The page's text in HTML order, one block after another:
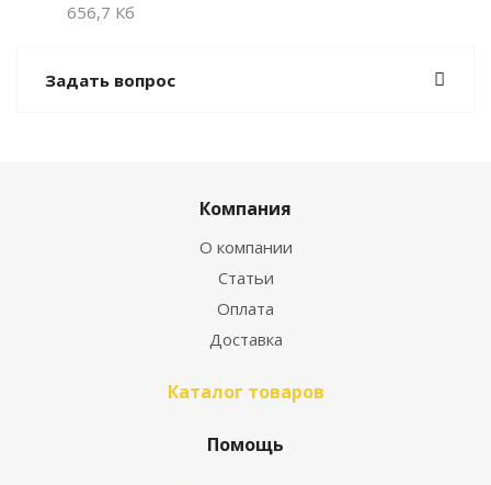
656,7 Кб
Задать вопрос
Компания
О компании
Статьи
Оплата
Доставка
Каталог товаров
Помощь